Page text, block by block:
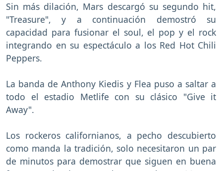
Sin más dilación, Mars descargó su segundo hit,
"Treasure", y a continuación demostró su
capacidad para fusionar el soul, el pop y el rock
integrando en su espectáculo a los Red Hot Chili
Peppers.
La banda de Anthony Kiedis y Flea puso a saltar a
todo el estadio Metlife con su clásico "Give it
Away".
Los rockeros californianos, a pecho descubierto
como manda la tradición, solo necesitaron un par
de minutos para demostrar que siguen en buena